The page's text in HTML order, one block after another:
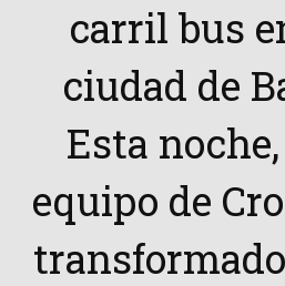
carril bus
ciudad de
Esta
equipo de